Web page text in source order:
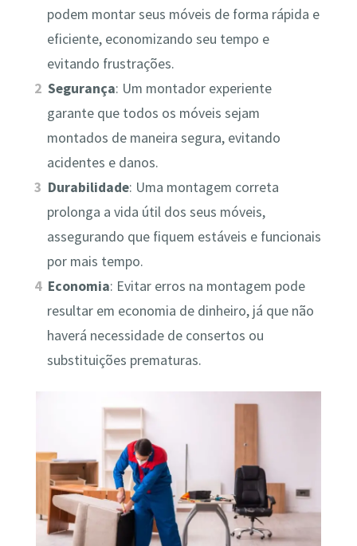
podem montar seus móveis de forma rápida e
eficiente, economizando seu tempo e
evitando frustrações.
Segurança: Um montador experiente
garante que todos os móveis sejam
montados de maneira segura, evitando
acidentes e danos.
Durabilidade: Uma montagem correta
prolonga a vida útil dos seus móveis,
assegurando que fiquem estáveis e funcionais
por mais tempo.
Economia: Evitar erros na montagem pode
resultar em economia de dinheiro, já que não
haverá necessidade de consertos ou
substituições prematuras.